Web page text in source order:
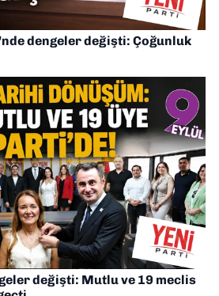
dengeler değişti: Çoğunluk
değişti: Mutlu ve 19 meclis